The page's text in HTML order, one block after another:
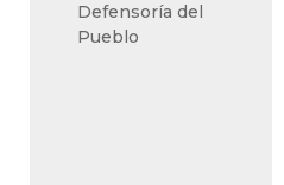
Defensoría del
Pueblo